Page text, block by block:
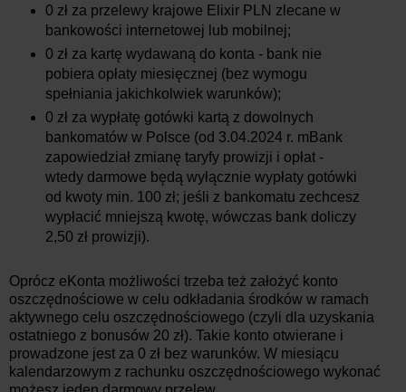
0 zł za przelewy krajowe Elixir PLN zlecane w
bankowości internetowej lub mobilnej;
0 zł za kartę wydawaną do konta - bank nie
pobiera opłaty miesięcznej (bez wymogu
spełniania jakichkolwiek warunków);
0 zł za wypłatę gotówki kartą z dowolnych
bankomatów w Polsce (od 3.04.2024 r. mBank
zapowiedział zmianę taryfy prowizji i opłat -
wtedy darmowe będą wyłącznie wypłaty gotówki
od kwoty min. 100 zł; jeśli z bankomatu zechcesz
wypłacić mniejszą kwotę, wówczas bank doliczy
2,50 zł prowizji).
Oprócz eKonta możliwości trzeba też założyć konto
oszczędnościowe w celu odkładania środków w ramach
aktywnego celu oszczędnościowego (czyli dla uzyskania
ostatniego z bonusów 20 zł). Takie konto otwierane i
prowadzone jest za 0 zł bez warunków. W miesiącu
kalendarzowym z rachunku oszczędnościowego wykonać